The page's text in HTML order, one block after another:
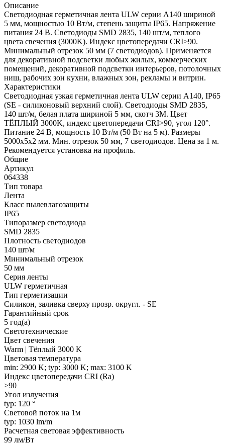
Описание
Светодиодная герметичная лента ULW серии A140 шириной
5 мм, мощностью 10 Вт/м, степень защиты IP65. Напряжение
питания 24 В. Светодиоды SMD 2835, 140 шт/м, теплого
цвета свечения (3000K). Индекс цветопередачи CRI>90.
Минимальный отрезок 50 мм (7 светодиодов). Применяется
для декоративной подсветки любых жилых, коммерческих
помещений, декоративной подсветки интерьеров, потолочных
ниш, рабочих зон кухни, влажных зон, рекламы и витрин.
Характеристики
Светодиодная узкая герметичная лента ULW серии A140, IP65
(SE - силиконовый верхний слой). Светодиоды SMD 2835,
140 шт/м, белая плата шириной 5 мм, скотч 3M. Цвет
ТЁПЛЫЙ 3000K, индекс цветопередачи CRI>90, угол 120°.
Питание 24 В, мощность 10 Вт/м (50 Вт на 5 м). Размеры
5000х5х2 мм. Мин. отрезок 50 мм, 7 светодиодов. Цена за 1 м.
Рекомендуется установка на профиль.
Общие
Артикул
064338
Тип товара
Лента
Класс пылевлагозащиты
IP65
Типоразмер светодиода
SMD 2835
Плотность светодиодов
140 шт/м
Минимальный отрезок
50 мм
Серия ленты
ULW герметичная
Тип герметизации
Силикон, заливка сверху прозр. округл. - SE
Гарантийный срок
5 год(а)
Светотехнические
Цвет свечения
Warm | Тёплый 3000 K
Цветовая температура
min: 2900 K; typ: 3000 K; max: 3100 K
Индекс цветопередачи CRI (Ra)
>90
Угол излучения
typ: 120 °
Световой поток на 1м
typ: 1030 lm/m
Расчетная световая эффективность
99 лм/Вт